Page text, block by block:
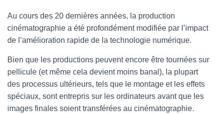
Au cours des 20 dernières années, la production
cinématographie a été profondément modifiée par l’impact
de l’amélioration rapide de la technologie numérique.
Bien que les productions peuvent encore être tournées sur
pellicule (et même cela devient moins banal), la plupart
des processus ultérieurs, tels que le montage et les effets
spéciaux, sont entrepris sur les ordinateurs avant que les
images finales soient transférées au cinématographie.